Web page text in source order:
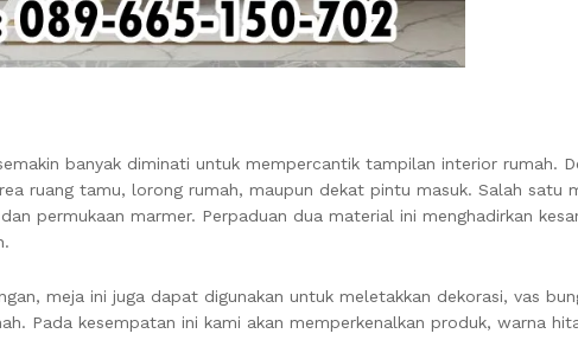
banyak diminati untuk mempercantik tampilan interior rumah.
ruang tamu, lorong rumah, maupun dekat pintu masuk. Salah satu
permukaan marmer. Perpaduan dua material ini menghadirkan
meja ini juga dapat digunakan untuk meletakkan dekorasi, vas
Pada kesempatan ini kami akan memperkenalkan produk, warna